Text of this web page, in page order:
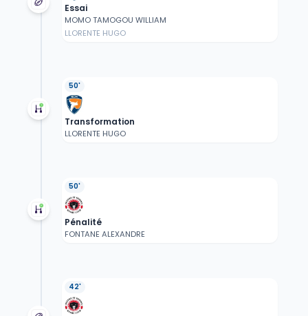
Essai
MOMO TAMOGOU WILLIAM
LLORENTE HUGO
50'
Transformation
LLORENTE HUGO
50'
Pénalité
FONTANE ALEXANDRE
42'